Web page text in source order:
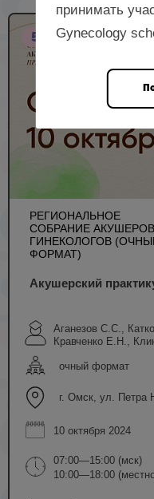
5 НМО
РЕГИОНАЛЬНОЕ
СОБРАНИЕ
ГИНЕКОЛОГОВ
ФОРМАТ)
Акушерский
Аганезов С.С.,
Кравченко Е.Н.,
очный формат
г. Омск, ул. Петра
10 октября 2024
07:00—15:00 (мск)
10:00—18:00
принимать
Gynecology